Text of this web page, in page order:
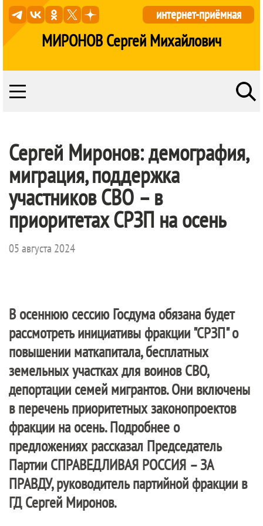
МИРОНОВ Сергей Михайлович
интернет-приёмная
Сергей Миронов: демография,
миграция, поддержка
участников СВО – в
приоритетах СРЗП на осень
05 августа 2024
В осеннюю сессию Госдума обязана будет
рассмотреть инициативы фракции "СРЗП" о
повышении маткапитала, бесплатных
земельных участках для воинов СВО,
депортации семей мигрантов. Они включены
в перечень приоритетных законопроектов
фракции на осень. Подробнее о
предложениях рассказал Председатель
Партии СПРАВЕДЛИВАЯ РОССИЯ – ЗА
ПРАВДУ, руководитель партийной фракции в
ГД Сергей Миронов.